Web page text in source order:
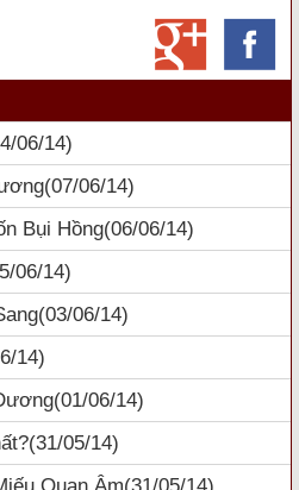
06/14)
(07/06/14)
Bụi Hồng(06/06/14)
06/14)
(03/06/14)
14)
(01/06/14)
(31/05/14)